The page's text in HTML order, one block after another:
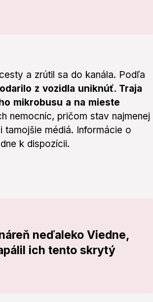
a zrútil sa do kanála. Podľa
z vozidla uniknúť. Traja
mikrobusu a na mieste
nemocníc, pričom stav najmenej
médiá. Informácie o
k dispozícii.
neďaleko Viedne,
ich tento skrytý